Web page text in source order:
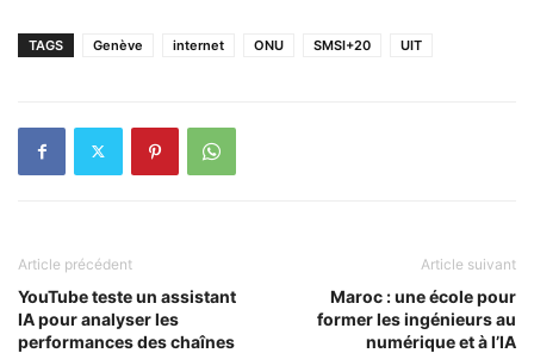
TAGS Genève internet ONU SMSI+20 UIT
Article précédent
YouTube teste un assistant
IA pour analyser les
performances des chaînes
Article suivant
Maroc : une école pour
former les ingénieurs au
numérique et à l’IA